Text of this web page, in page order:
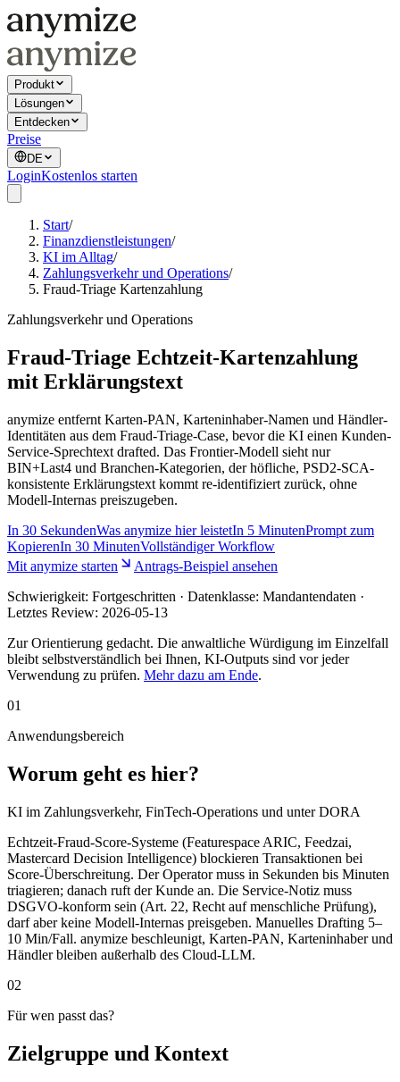
Produkt
Lösungen
Entdecken
Preise
DE
LoginKostenlos starten
Start/
Finanzdienstleistungen/
KI im Alltag/
Zahlungsverkehr und Operations/
Fraud-Triage Kartenzahlung
Zahlungsverkehr und Operations
Fraud-Triage Echtzeit-Kartenzahlung
mit Erklärungstext
anymize entfernt Karten-PAN, Karteninhaber-Namen und Händler-
Identitäten aus dem Fraud-Triage-Case, bevor die KI einen Kunden-
Service-Sprechtext drafted. Das Frontier-Modell sieht nur
BIN+Last4 und Branchen-Kategorien, der höfliche, PSD2-SCA-
konsistente Erklärungstext kommt re-identifiziert zurück, ohne
Modell-Internas preiszugeben.
In 30 SekundenWas anymize hier leistetIn 5 MinutenPrompt zum
KopierenIn 30 MinutenVollständiger Workflow
Mit anymize starten
Antrags-Beispiel ansehen
Schwierigkeit: Fortgeschritten · Datenklasse: Mandantendaten ·
Letztes Review: 2026-05-13
Zur Orientierung gedacht. Die anwaltliche Würdigung im Einzelfall
bleibt selbstverständlich bei Ihnen, KI-Outputs sind vor jeder
Verwendung zu prüfen. Mehr dazu am Ende.
01
Anwendungsbereich
Worum geht es hier?
KI im Zahlungsverkehr, FinTech-Operations und unter DORA
Echtzeit-Fraud-Score-Systeme (Featurespace ARIC, Feedzai,
Mastercard Decision Intelligence) blockieren Transaktionen bei
Score-Überschreitung. Der Operator muss in Sekunden bis Minuten
triagieren; danach ruft der Kunde an. Die Service-Notiz muss
DSGVO-konform sein (Art. 22, Recht auf menschliche Prüfung),
darf aber keine Modell-Internas preisgeben. Manuelles Drafting 5–
10 Min/Fall. anymize beschleunigt, Karten-PAN, Karteninhaber und
Händler bleiben außerhalb des Cloud-LLM.
02
Für wen passt das?
Zielgruppe und Kontext